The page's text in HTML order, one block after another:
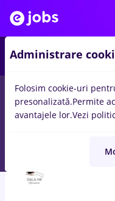
Salarii Remote (de
Administrare
Folosim cookie-uri
presonalizată.Permite
avantajele lor.Vezi